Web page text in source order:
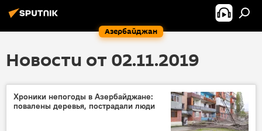
Азербайджан
Новости от 02.11.2019
Хроники непогоды в Азербайджане:
повалены деревья, пострадали люди